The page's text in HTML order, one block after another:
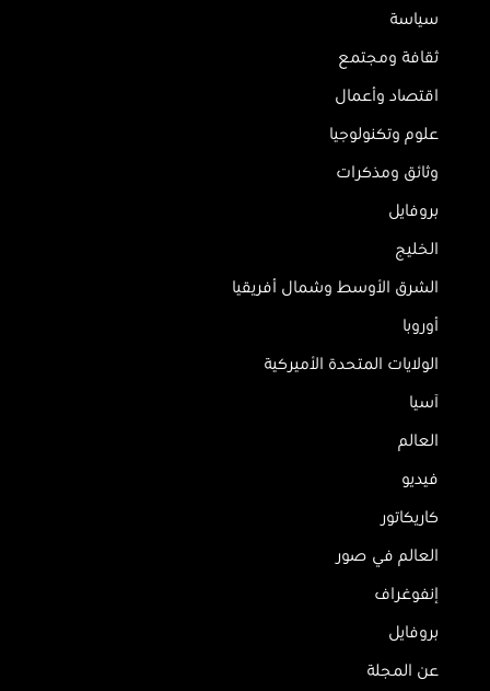
سياسة
ثقافة ومجتمع
اقتصاد وأعمال
علوم وتكنولوجيا
وثائق ومذكرات
بروفايل
الخليج
الشرق الأوسط وشمال أفريقيا
أوروبا
الولايات المتحدة الأميركية
آسيا
العالم
فيديو
كاريكاتور
العالم في صور
إنفوغراف
بروفايل
عن المجلة